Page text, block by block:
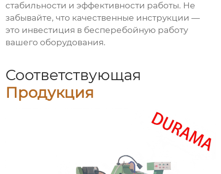
стабильности и эффективности работы. Не
забывайте, что качественные инструкции —
это инвестиция в бесперебойную работу
вашего оборудования.
Соответствующая
Продукция